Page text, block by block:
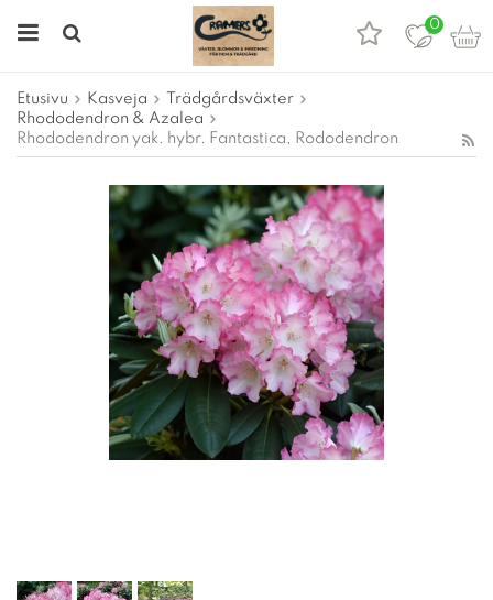
0
Etusivu Kasveja
Trädgårdsväxter
Rhododendron & Azalea
Rhododendron yak. hybr. Fantastica, Rododendron